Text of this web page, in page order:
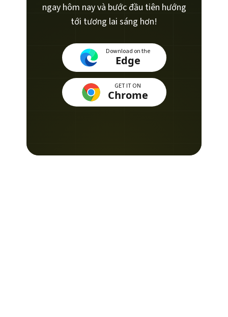
ngay hôm nay và bước đầu tiên hướng
tới tương lai sáng hơn!
Download on the
Edge
GET IT ON
Chrome